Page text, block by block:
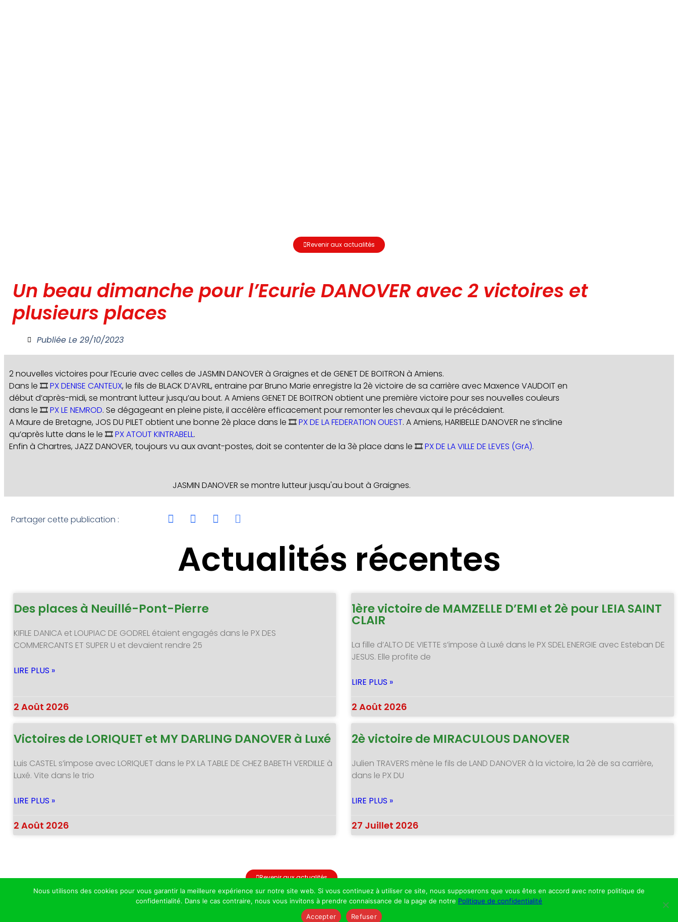
Revenir aux actualités
Un beau dimanche pour l’Ecurie DANOVER avec 2 victoires et
plusieurs places
Publiée Le 29/10/2023
2 nouvelles victoires pour l’Ecurie avec celles de JASMIN DANOVER à Graignes et de GENET DE BOITRON à Amiens.
Dans le 🎞️PX DENISE CANTEUX, le fils de BLACK D’AVRIL, entraine par Bruno Marie enregistre la 2è victoire de sa carrière avec Maxence VAUDOIT en
début d’après-midi, se montrant lutteur jusqu’au bout. A Amiens GENET DE BOITRON obtient une première victoire pour ses nouvelles couleurs
dans le 🎞️PX LE NEMROD. Se dégageant en pleine piste, il accélère efficacement pour remonter les chevaux qui le précédaient.
A Maure de Bretagne, JOS DU PILET obtient une bonne 2è place dans le 🎞️PX DE LA FEDERATION OUEST. A Amiens, HARIBELLE DANOVER ne s’incline
qu’après lutte dans le le 🎞️PX ATOUT KINTRABELL.
Enfin à Chartres, JAZZ DANOVER, toujours vu aux avant-postes, doit se contenter de la 3è place dans le 🎞️PX DE LA VILLE DE LEVES (GrA).
JASMIN DANOVER se montre lutteur jusqu'au bout à Graignes.
Partager cette publication :
Actualités récentes
Des places à Neuillé-Pont-Pierre
KIFILE DANICA et LOUPIAC DE GODREL étaient engagés dans le PX DES
COMMERCANTS ET SUPER U et devaient rendre 25
LIRE PLUS »
2 Août 2026
1ère victoire de MAMZELLE D’EMI et 2è pour LEIA SAINT
CLAIR
La fille d’ALTO DE VIETTE s’impose à Luxé dans le PX SDEL ENERGIE avec Esteban DE
JESUS. Elle profite de
LIRE PLUS »
2 Août 2026
Victoires de LORIQUET et MY DARLING DANOVER à Luxé
Luis CASTEL s’impose avec LORIQUET dans le PX LA TABLE DE CHEZ BABETH VERDILLE à
Luxé. Vite dans le trio
LIRE PLUS »
2 Août 2026
2è victoire de MIRACULOUS DANOVER
Julien TRAVERS mène le fils de LAND DANOVER à la victoire, la 2è de sa carrière,
dans le PX DU
LIRE PLUS »
27 Juillet 2026
Revenir aux actualités
Nous utilisons des cookies pour vous garantir la meilleure expérience sur notre site web. Si vous continuez à utiliser ce site, nous supposerons que vous êtes en accord avec notre politique de
confidentialité. Dans le cas contraire, nous vous invitons à prendre connaissance de la page de notre Politique de confidentialité
Accepter
Refuser